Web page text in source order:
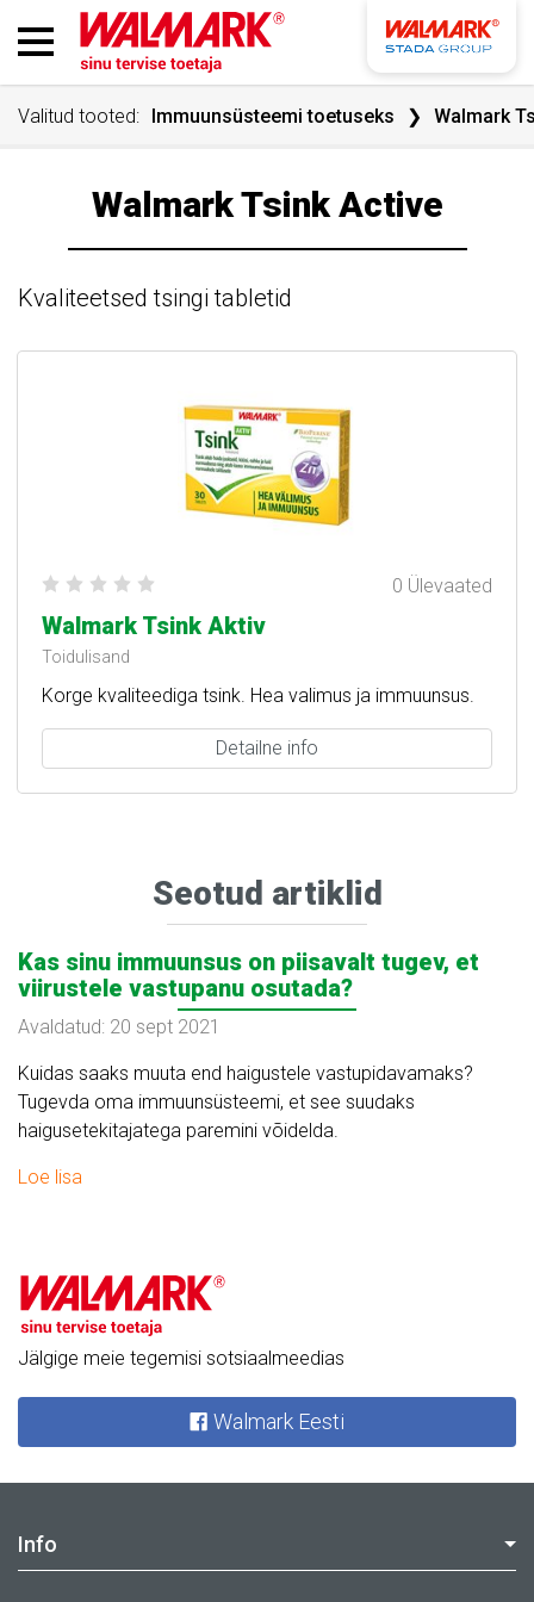
Valitud tooted: Immuunsüsteemi toetuseks Walmark
Walmark Tsink Active
Kvaliteetsed tsingi tabletid
0 Ülevaated
Walmark Tsink Aktiv
Toidulisand
Korge kvaliteediga tsink. Hea valimus ja immuunsus.
Detailne info
Seotud artiklid
Kas sinu immuunsus on piisavalt tugev, et
viirustele vastupanu osutada?
Avaldatud: 20 sept 2021
Kuidas saaks muuta end haigustele vastupidavamaks?
Tugevda oma immuunsüsteemi, et see suudaks
haigusetekitajatega paremini võidelda.
Loe lisa
Jälgige meie tegemisi sotsiaalmeedias
Walmark Eesti
Info